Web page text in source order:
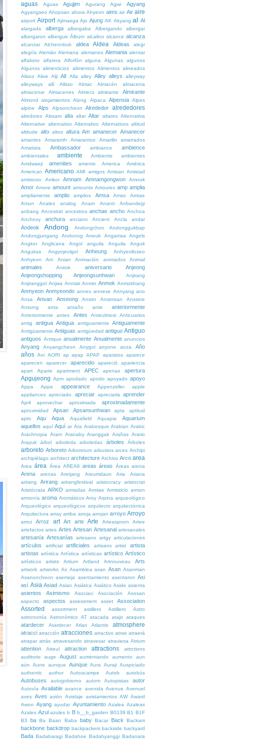
aguas Aguas Agujjim Agurang Agwi Agyang
Agyangseo Ahopsan ahora Ahyeon aims air Air aire
airport Airport Ajimaega Ajo Ajung AK Akyang al Al
alargada alberga albergaba Albergando
albergar
albergaron albergue Álbum alcalino alcance alcanza
alcanzar Alcheonbuk aldea Aldea Aldeas
alegr
alegría Alemán Alemana alemanes Alemania alentar
alfabeto
alfarera Alforfón alguna Algunas
algunos
Algunos alimenticios alimentos Alimentos alineados
Alisos Alive Alji All Alla alley Alley alleys
alleyway
alleyways
allí Allsso Almac Almacén
almacena
almacenar
Almacenes Almecs almirante Almirante
Almond alojamientos Along Alpaca Alpensia Alpes
alpine
Alps Alpsoncheon Alrededor alrededores
alredores Alssam alta altar Altar altares Alternativa
Alternative
alternativo Alternativo Alternativos altitud
altitude
alto altos altura Am amanecer Amanecer
amantes Amaranth Amarantos Amarillo
amarrados
Amatista
Ambassador ambiance ambience
ambientales ambiente Ambiente
ambientes
Amdwaeji
amenities amente America
América
American Americano AMI amigos Amisan Amistad
amistoso
Amkor Amnam Amnamgongwon Amnok
Amor Amore amount amounts Amourex amp amplia
ampliamente amplio amplios Amsa Amso
Amtae
Amun
Anales analog Anam Ananti
Anbandegi
anbang Ancestral ancestros anchae ancho Anchoa
Anchovy
anchura anciano Ancient Ancla andar
Andeok Andong Andongchon
Andonggukbap
Andongjungang
Andonog Aneuk Angamsa
Angels
Angkor
Anglicana Angol anguila Anguila
Anguk
Anguksa
Angyojeolgol Anheung
Anhyeolloseo
Anhyeon
Ani Anian Animación animados Animal
animales Anirok aniversario
Anjeong
Anjeongshopping
Anjeongsunhwan
Anjirang
Anjiranggol Anjwa Anmak Anmin Anmok Anmokhang
Anmyeon Anmyeondo annex annexe Annyang ano
Ansa
Ansan Anseong Ansim Ansimsan
Anssine
Ansung
anta antaño ante anteriormente
Anteriormente antes Antes Anteulmosi
Anticuarios
antig
antigua Antigua antiguamente Antiguamente
Antigüamente Antiguas antigüedad antiguo Antiguo
antiguos Antique anualmente Anualmente anuncios
Anyang Anyangcheon Anygol anyone anza Año
años Aoi AORI ap apap APAP aparatos aparece
aparecen
aparecer aparecido apareció
apariencia
apart
Aparte apartment APEC apenas apertura
Apgujeong Apm apodado apodo apoyado apoyo
Appa Appe appearance Appenzeller
apple
appliances apreciado apreciar apreciarla aprender
April aprovechar aproximada aproximadamente
aproximidad Apsan Apsansunhwan apta
aptitud
apto
Aqu Aqua Aquafield Aquapia
Aquarium
aquellos aquí Aquí ar Ara Arabesque Arabian Arabic
Arachnopia
Aram Aranaby Aranggak Arañas Arario
Arayuk
árbol arboleda arboledas árboles Árboles
arboreto Arboreto Arboretum arbustos arces Archipi
archipiélago architect architecture Archivo Arco area
Area área Área AREA6 areas áreas Áreas arena
Arena arenas Aretjang Areumdaun Aria
Ariana
arirang
Arirang arirangfestival aristocracy
aristocrat
Aristócrata ARKO armadas Armiae Armisticio armon
armonía aroma Aromáticos Aroy Arpina arqueológico
Arqueológico arqueológicos arquitecto arquitectónica
Arquitectura array arriba arroja arrojan arroyo Arroyo
arroz Arroz art Art arte Arte Arteaspoon
Artee
artefactos artes Artes Artesan Artesanal artesanales
artesanía Artesanías artesano artgy articulaciones
artículos artificial artificiales artisans artist
artista
artistas artística Artística artísticas artístico Artístico
artísticos artists Artium Artland Artnouveau Arts
artwork artworks As Asamblea asan Asan Asanman
Asanoncheon asemeja asentamiento asentaron Asi
así Asia Asiad Asian Asiática Asiático Aside asienta
asientos Asimismo Asociaci Asociación
Asosan
aspecto
aspectos assessment asset Association
Assorted assortment astillero Astillero
Astro
astronomía
Astronómico AT atacada atajo ataques
atardecer Atardecer Atlan Atlantis atmosphere
atracci atracción atracciones atractivo atrae atraerá
atrapar atrás atravesando atravesar atraviesa Atrium
attention Atteul attraction attractions
attrctions
auditorio
auge August aumentando aumento
aun
aún
Aune aunque Aunque Aura Auraji Auspiciado
authentic
author Autoacampe Autob autobús
Autobuses autogobierno autom Autopistas autor
Autovía Available avance avenida Avenue Avenuel
aves Aves avión Avistaje avistamientos AW Award
Awon Ayang ayudar Ayuntamiento Azalea Azaleas
Azales Azul azules b B b__b_garden B0139 B1 B1F
B3
ba Ba Baan Baba baby Bacar Back Backam
backbone backdrop backpackers backside backyard
Bada Badabaragi Badahoe Badahyanggi Badanara